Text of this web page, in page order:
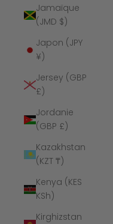
Jamaïque
(JMD $)
Japon (JPY
¥)
Jersey (GBP
£)
Jordanie
(GBP £)
Kazakhstan
(KZT ₸)
Kenya (KES
KSh)
Kirghizstan